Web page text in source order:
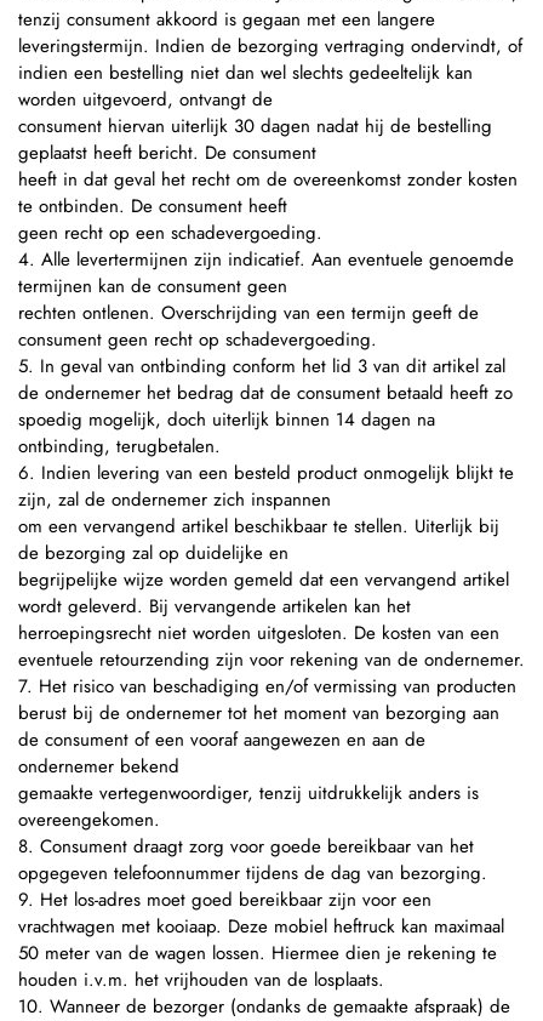
tenzij consument akkoord is gegaan met een langere
leveringstermijn. Indien de bezorging vertraging ondervindt, of
indien een bestelling niet dan wel slechts gedeeltelijk kan
worden uitgevoerd, ontvangt de
consument hiervan uiterlijk 30 dagen nadat hij de bestelling
geplaatst heeft bericht. De consument
heeft in dat geval het recht om de overeenkomst zonder kosten
te ontbinden. De consument heeft
geen recht op een schadevergoeding.
4. Alle levertermijnen zijn indicatief. Aan eventuele genoemde
termijnen kan de consument geen
rechten ontlenen. Overschrijding van een termijn geeft de
consument geen recht op schadevergoeding.
5. In geval van ontbinding conform het lid 3 van dit artikel zal
de ondernemer het bedrag dat de consument betaald heeft zo
spoedig mogelijk, doch uiterlijk binnen 14 dagen na
ontbinding, terugbetalen.
6. Indien levering van een besteld product onmogelijk blijkt te
zijn, zal de ondernemer zich inspannen
om een vervangend artikel beschikbaar te stellen. Uiterlijk bij
de bezorging zal op duidelijke en
begrijpelijke wijze worden gemeld dat een vervangend artikel
wordt geleverd. Bij vervangende artikelen kan het
herroepingsrecht niet worden uitgesloten. De kosten van een
eventuele retourzending zijn voor rekening van de ondernemer.
7. Het risico van beschadiging en/of vermissing van producten
berust bij de ondernemer tot het moment van bezorging aan
de consument of een vooraf aangewezen en aan de
ondernemer bekend
gemaakte vertegenwoordiger, tenzij uitdrukkelijk anders is
overeengekomen.
8. Consument draagt zorg voor goede bereikbaar van het
opgegeven telefoonnummer tijdens de dag van bezorging.
9. Het los-adres moet goed bereikbaar zijn voor een
vrachtwagen met kooiaap. Deze mobiel heftruck kan maximaal
50 meter van de wagen lossen. Hiermee dien je rekening te
houden i.v.m. het vrijhouden van de losplaats.
10. Wanneer de bezorger (ondanks de gemaakte afspraak) de